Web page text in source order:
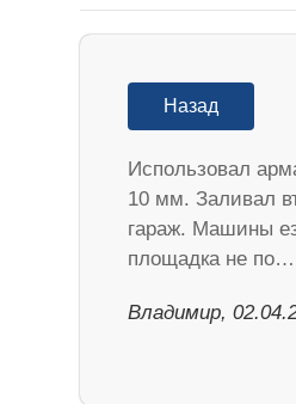
Назад
Использовал
10 мм. Заливал
гараж. Машины
площадка не по…
Владимир,